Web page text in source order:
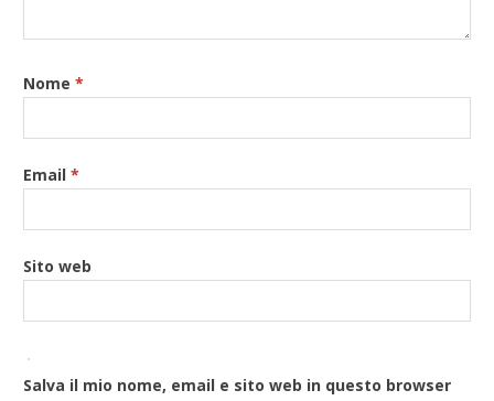
Nome*
Email*
Sito web
Salva il mio nome, email e sito web in questo browser